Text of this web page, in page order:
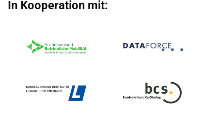
In Kooperation mit: